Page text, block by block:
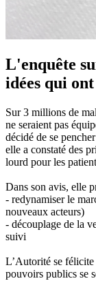
L'enquête
idées qui
Sur 3 millions de
ne seraient pas
décidé de se
elle a constaté des
lourd pour les
Dans son avis, elle
- redynamiser le
nouveaux acteurs)
- découplage de la
suivi
L’Autorité se
pouvoirs publics se